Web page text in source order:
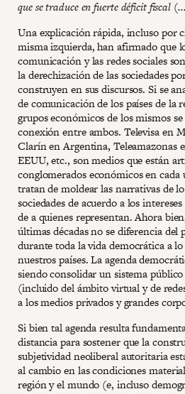
que se traduce en fuerte déficit fiscal
Una explicación rápida, incluso por
misma izquierda, han afirmado que
comunicación y las redes sociales
la derechización de las sociedades
construyen en sus discursos. Si se
de comunicación de los países de la
grupos económicos de los mismos
conexión entre ambos. Televisa en
Clarín en Argentina, Teleamazonas
EEUU, etc., son medios que están
conglomerados económicos en cada
tratan de moldear las narrativas de
sociedades de acuerdo a los
de a quienes representan. Ahora
últimas décadas no se diferencia del
durante toda la vida democrática a
nuestros países. La agenda
siendo consolidar un sistema
(incluido del ámbito virtual y de
a los medios privados y grandes
Si bien tal agenda resulta
distancia para sostener que la
subjetividad neoliberal autoritaria
al cambio en las condiciones
región y el mundo (e, incluso